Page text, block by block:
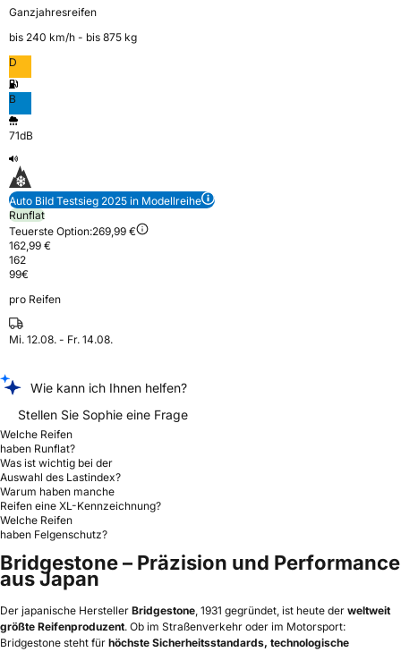
Ganzjahresreifen
bis 240 km⁠/⁠h - bis 875 kg
D
B
71dB
Auto Bild Testsieg 2025 in Modellreihe
Runflat
Teuerste Option:269,99 €
162,99 €
162
99€
pro Reifen
Mi. 12.08. - Fr. 14.08.
Wie kann ich Ihnen helfen?
Stellen Sie Sophie eine Frage
Welche Reifen
haben Runflat?
Was ist wichtig bei der
Auswahl des Lastindex?
Warum haben manche
Reifen eine XL-Kennzeichnung?
Welche Reifen
haben Felgenschutz?
Bridgestone – Präzision und Performance
aus Japan
Der japanische Hersteller Bridgestone, 1931 gegründet, ist heute der weltweit
größte Reifenproduzent. Ob im Straßenverkehr oder im Motorsport:
Bridgestone steht für höchste Sicherheitsstandards, technologische